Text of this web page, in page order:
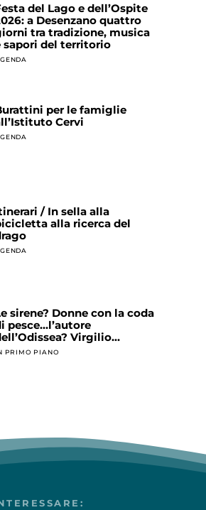
del Lago e dell’Ospite
a Desenzano quattro
tra tradizione, musica
sapori del territorio
per le famiglie
Cervi
/ In sella alla
alla ricerca del
sirene? Donne con la coda
pesce…l’autore
Virgilio…
PRIMO PIANO